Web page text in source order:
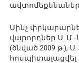
Մինչ
վարորդներ Ա. Մ.-
(ծնված 2009 թ․),
հոսպիտալացվել